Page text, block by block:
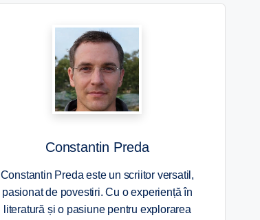
Constantin Preda
Constantin Preda este un scriitor versatil,
pasionat de povestiri. Cu o experiență în
literatură și o pasiune pentru explorarea